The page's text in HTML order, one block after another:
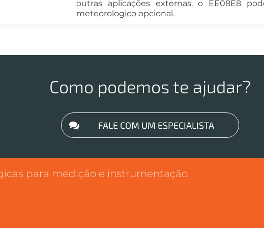
outras aplicações externas, o EE08E8
meteorologico opcional.
Como podemos te ajudar?
FALE COM UM ESPECIALISTA
para medição e instrumentação